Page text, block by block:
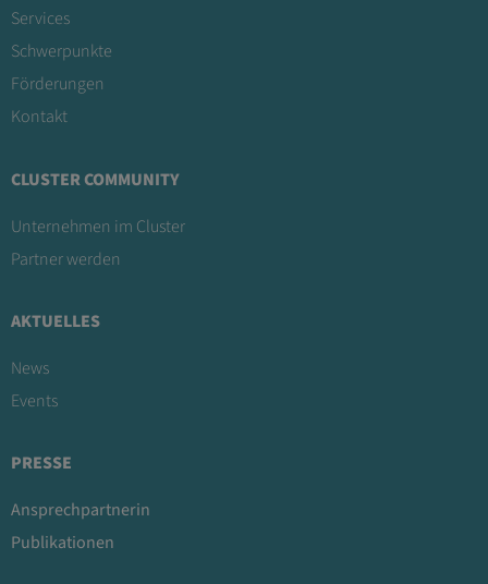
Services
Schwerpunkte
Förderungen
Kontakt
CLUSTER COMMUNITY
Unternehmen im Cluster
Partner werden
AKTUELLES
News
Events
PRESSE
Ansprechpartnerin
Publikationen